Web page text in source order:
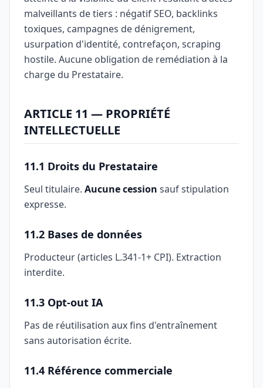
malveillants de tiers : négatif SEO, backlinks
toxiques, campagnes de dénigrement,
usurpation d'identité, contrefaçon, scraping
hostile. Aucune obligation de remédiation à la
charge du Prestataire.
ARTICLE 11 — PROPRIÉTÉ
INTELLECTUELLE
11.1 Droits du Prestataire
Seul titulaire. Aucune cession sauf stipulation
expresse.
11.2 Bases de données
Producteur (articles L.341-1+ CPI). Extraction
interdite.
11.3 Opt-out IA
Pas de réutilisation aux fins d'entraînement
sans autorisation écrite.
11.4 Référence commerciale